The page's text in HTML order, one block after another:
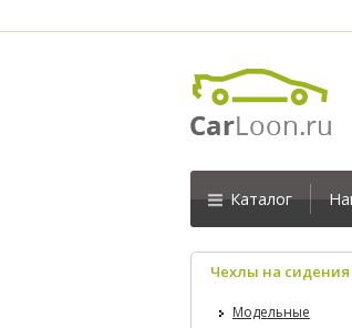
Каталог
Чехлы на сидения
Модельные